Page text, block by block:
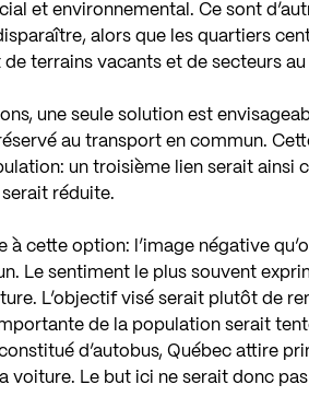
et environnemental. Ce sont
alors que les quartiers
terrains vacants et de secteurs
une seule solution est
au transport en commun.
un troisième lien serait ainsi
réduite.
à cette option: l’image négative
Le sentiment le plus souvent
L’objectif visé serait plutôt de
de la population serait
d’autobus, Québec attire
voiture. Le but ici ne serait donc